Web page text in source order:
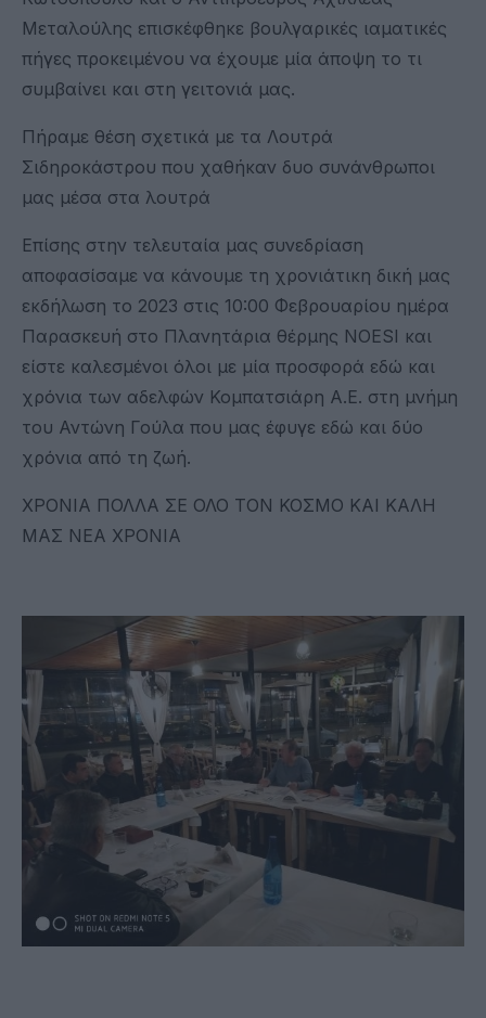
Μεταλούλης επισκέφθηκε βουλγαρικές ιαματικές
πήγες προκειμένου να έχουμε μία άποψη το τι
συμβαίνει και στη γειτονιά μας.
Πήραμε θέση σχετικά με τα Λουτρά
Σιδηροκάστρου που χαθήκαν δυο συνάνθρωποι
μας μέσα στα λουτρά
Επίσης στην τελευταία μας συνεδρίαση
αποφασίσαμε να κάνουμε τη χρονιάτικη δική μας
εκδήλωση το 2023 στις 10:00 Φεβρουαρίου ημέρα
Παρασκευή στο Πλανητάρια θέρμης NOESI και
είστε καλεσμένοι όλοι με μία προσφορά εδώ και
χρόνια των αδελφών Κομπατσιάρη Α.Ε. στη μνήμη
του Αντώνη Γούλα που μας έφυγε εδώ και δύο
χρόνια από τη ζωή.
ΧΡΟΝΙΑ ΠΟΛΛΑ ΣΕ ΟΛΟ ΤΟΝ ΚΟΣΜΟ ΚΑΙ ΚΑΛΗ
ΜΑΣ ΝΕΑ ΧΡΟΝΙΑ